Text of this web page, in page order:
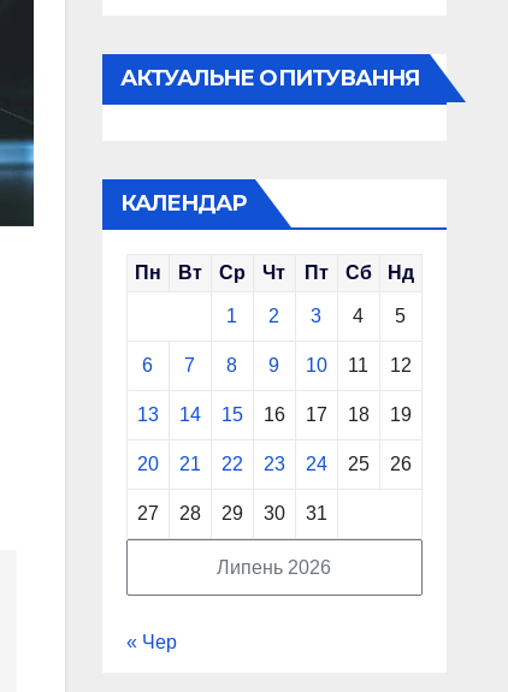
АКТУАЛЬНЕ ОПИТУВАННЯ
КАЛЕНДАР
Липень 2026
Пн Вт Ср Чт Пт Сб Нд
1 2 3 4 5
6 7 8 9 10 11 12
13 14 15 16 17 18 19
20 21 22 23 24 25 26
27 28 29 30 31
« Чер